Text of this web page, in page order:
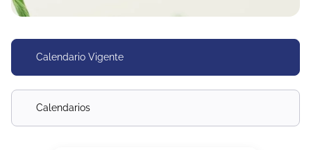
Calendario Vigente
Calendarios